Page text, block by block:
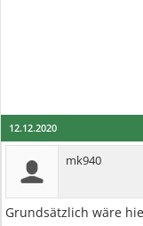
12.12.2020
mk940
Grundsätzlich wäre